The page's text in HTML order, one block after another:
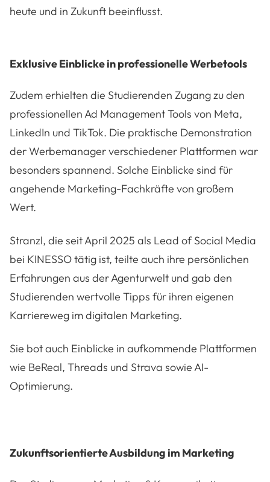
heute und in Zukunft beeinflusst.
Exklusive Einblicke in professionelle Werbetools
Zudem erhielten die Studierenden Zugang zu den
professionellen Ad Management Tools von Meta,
LinkedIn und TikTok. Die praktische Demonstration
der Werbemanager verschiedener Plattformen war
besonders spannend. Solche Einblicke sind für
angehende Marketing-Fachkräfte von großem
Wert.
Stranzl, die seit April 2025 als Lead of Social Media
bei KINESSO tätig ist, teilte auch ihre persönlichen
Erfahrungen aus der Agenturwelt und gab den
Studierenden wertvolle Tipps für ihren eigenen
Karriereweg im digitalen Marketing.
Sie bot auch Einblicke in aufkommende Plattformen
wie BeReal, Threads und Strava sowie AI-
Optimierung.
Zukunftsorientierte Ausbildung im Marketing